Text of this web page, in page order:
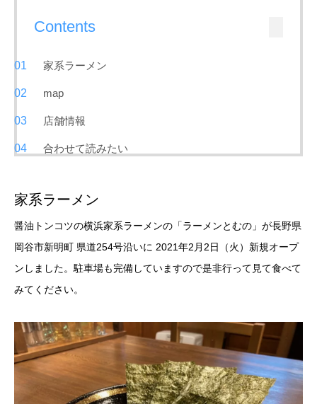
Contents
家系ラーメン
map
店舗情報
合わせて読みたい
家系ラーメン
醤油トンコツの横浜家系ラーメンの「ラーメンとむの」が長野県
岡谷市新明町 県道254号沿いに 2021年2月2日（火）新規オープ
ンしました。駐車場も完備していますので是非行って見て食べて
みてください。